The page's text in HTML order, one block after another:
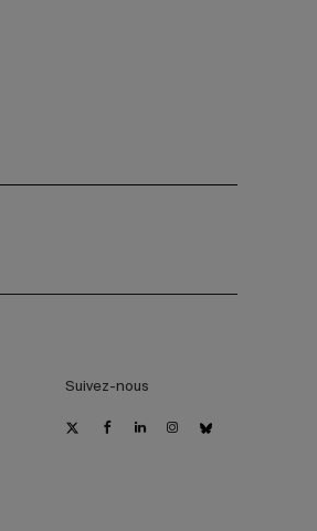
Suivez-nous